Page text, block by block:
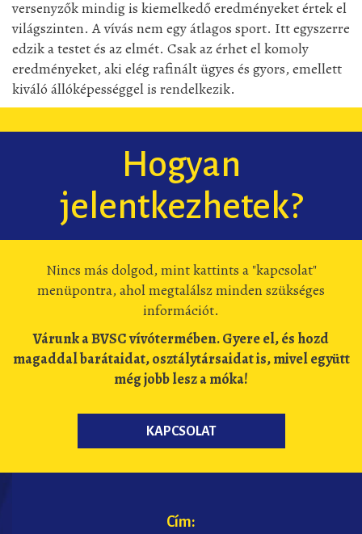
versenyzők mindig is kiemelkedő eredményeket értek el
világszinten. A vívás nem egy átlagos sport. Itt egyszerre
edzik a testet és az elmét. Csak az érhet el komoly
eredményeket, aki elég rafinált ügyes és gyors, emellett
kiváló állóképességgel is rendelkezik.
Hogyan
jelentkezhetek?
Nincs más dolgod, mint kattints a "kapcsolat"
menüpontra, ahol megtalálsz minden szükséges
információt.
Várunk a BVSC vívótermében. Gyere el, és hozd
magaddal barátaidat, osztálytársaidat is, mivel együtt
még jobb lesz a móka!
KAPCSOLAT
Cím: